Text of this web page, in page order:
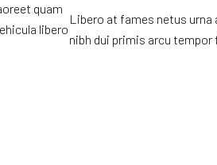
quam
libero
Libero at fames netus
nibh dui primis arcu